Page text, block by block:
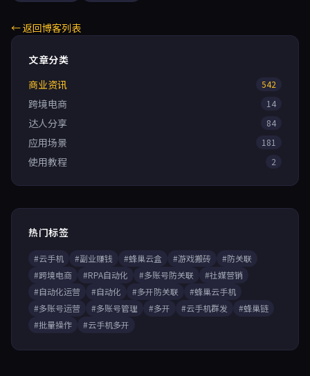
← 返回博客列表
文章分类
商业资讯
542
跨境电商 14
达人分享 84
应用场景 181
使用教程 2
热门标签
#云手机 #副业赚钱 #蜂巢云盒 #游戏搬砖
#防关联
#跨境电商
#RPA自动化 #多账号防关联
#社媒营销
#自动化运营
#自动化 #多开防关联
#蜂巢云手机
#多账号运营
#多账号管理 #多开 #云手机群发
#蜂巢链
#批量操作
#云手机多开